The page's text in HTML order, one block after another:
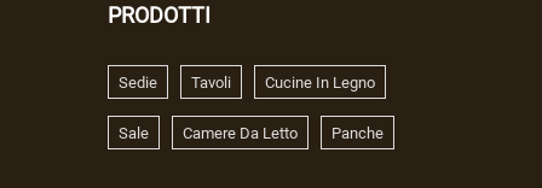
PRODOTTI
Sedie Tavoli Cucine In Legno
Sale Camere Da Letto Panche